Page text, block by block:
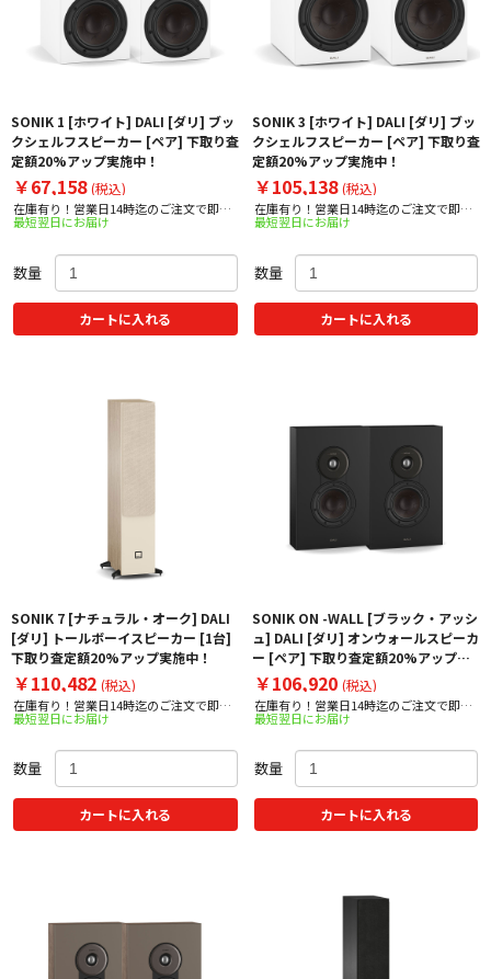
SONIK 1 [ホワイト] DALI [ダリ] ブッ
クシェルフスピーカー [ペア] 下取り査
定額20%アップ実施中！
￥67,158(税込)
在庫有り！営業日14時迄のご注文で即日
出荷！
最短翌日にお届け
数量
カートに入れる
SONIK 3 [ホワイト] DALI [ダリ] ブッ
クシェルフスピーカー [ペア] 下取り査
定額20%アップ実施中！
￥105,138(税込)
在庫有り！営業日14時迄のご注文で即日
出荷！
最短翌日にお届け
数量
カートに入れる
SONIK 7 [ナチュラル・オーク] DALI
[ダリ] トールボーイスピーカー [1台]
下取り査定額20%アップ実施中！
￥110,482 (税込)
在庫有り！営業日14時迄のご注文で即日
出荷！
最短翌日にお届け
数量
カートに入れる
SONIK ON -WALL [ブラック・アッシ
ュ] DALI [ダリ] オンウォールスピーカ
ー [ペア] 下取り査定額20%アップ実
施中！
￥106,920 (税込)
在庫有り！営業日14時迄のご注文で即日
出荷！
最短翌日にお届け
数量
カートに入れる